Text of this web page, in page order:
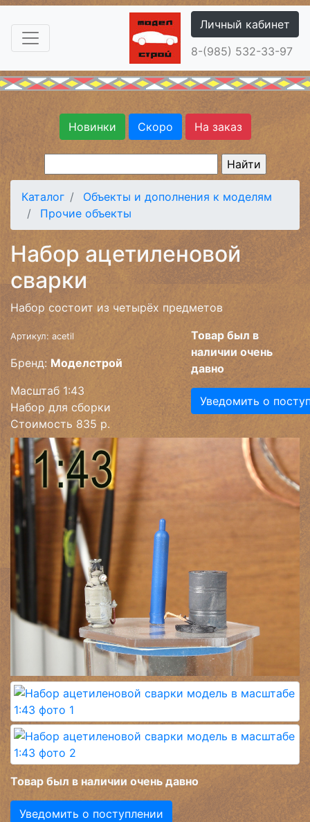
Личный кабинет
8-(985) 532-33-97
Новинки Скоро На заказ
Каталог
Объекты и дополнения к моделям
Прочие объекты
Набор ацетиленовой
сварки
Набор состоит из четырёх предметов
Артикул: acetil
Бренд: Моделстрой
Масштаб 1:43
Набор для сборки
Стоимость 835 р.
Товар был в
наличии очень
давно
Уведомить о
Товар был в наличии очень давно
Уведомить о поступлении